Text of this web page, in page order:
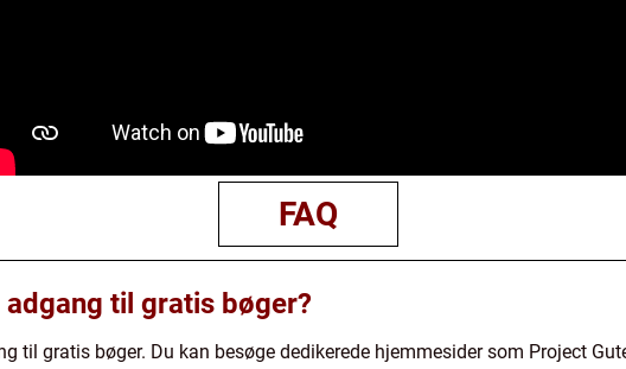
FAQ
til gratis bøger?
til gratis bøger. Du kan besøge dedikerede hjemmesider som Project